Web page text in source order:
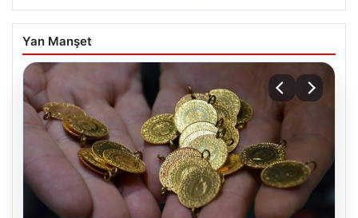
Yan Manşet